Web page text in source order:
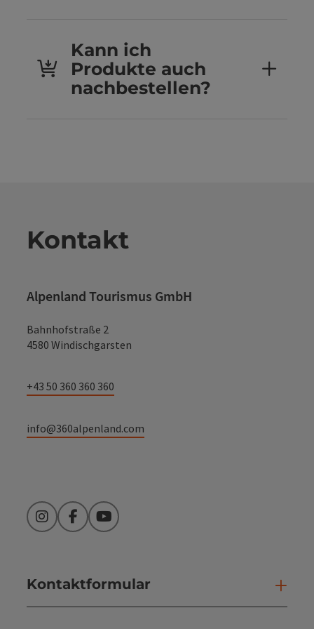
Kann ich
Produkte auch
nachbestellen?
Kontakt
Alpenland Tourismus GmbH
Bahnhofstraße 2
4580 Windischgarsten
+43 50 360 360 360
info@360alpenland.com
InstagramFacebookYouTube
Kontaktformular